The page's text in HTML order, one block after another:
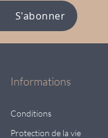
S'abonner
Informations
Conditions
Protection de la vie